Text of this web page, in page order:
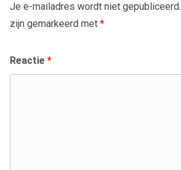
Je e-mailadres wordt niet gepubliceerd.
zijn gemarkeerd met *
Reactie *